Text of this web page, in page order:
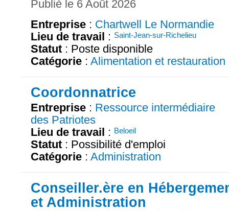
Publié le 6 Août 2026
Entreprise : Chartwell Le Normandie
Lieu de travail : Saint-Jean-sur-Richelieu
Statut : Poste disponible
Catégorie : Alimentation et restauration
Coordonnatrice
Entreprise : Ressource intermédiaire
des Patriotes
Lieu de travail : Beloeil
Statut : Possibilité d'emploi
Catégorie : Administration
Conseiller.ère en
et Administration